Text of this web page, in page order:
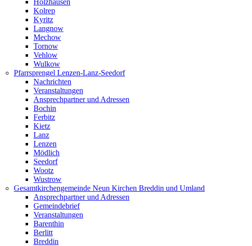
Holzhausen
Kolrep
Kyritz
Langnow
Mechow
Tornow
Vehlow
Wulkow
Pfarrsprengel Lenzen-Lanz-Seedorf
Nachrichten
Veranstaltungen
Ansprechpartner und Adressen
Bochin
Ferbitz
Kietz
Lanz
Lenzen
Mödlich
Seedorf
Wootz
Wustrow
Gesamtkirchengemeinde Neun Kirchen Breddin und Umland
Ansprechpartner und Adressen
Gemeindebrief
Veranstaltungen
Barenthin
Berlitt
Breddin